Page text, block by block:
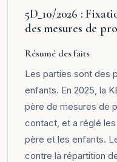
5D_10/2026 :
des mesures de
Résumé des faits
Les parties sont des
enfants. En 2025, la
père de mesures de
contact, et a réglé
père et les enfants.
contre la répartition